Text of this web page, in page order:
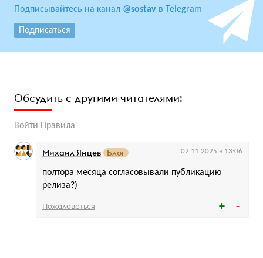
Подписывайтесь на канал @sostav в Telegram
Подписаться
Обсудить с другими читателями:
Войти Правила
полтора месяца согласовывали публикацию
релиза?)
Михаил Янцев Блог 02.11.2025 в 13:06
Пожаловаться